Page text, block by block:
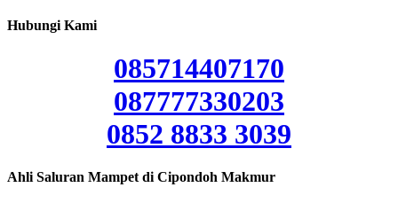
Hubungi Kami
085714407170
087777330203
0852 8833 3039
Ahli Saluran Mampet di Cipondoh Makmur